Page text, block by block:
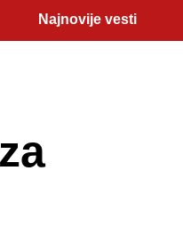
Najnovije vesti